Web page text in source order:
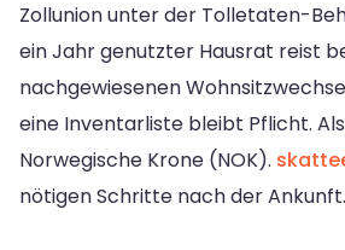
Zollunion unter der Tolletaten-
ein Jahr genutzter Hausrat reist
nachgewiesenen
eine Inventarliste bleibt Pflicht.
Norwegische Krone (NOK).
nötigen Schritte nach der Ankunft.